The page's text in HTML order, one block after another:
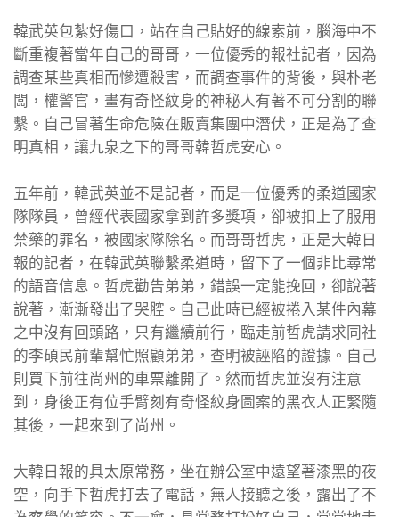
韓武英包紮好傷口，站在自己貼好的線索前，腦海中不
斷重複著當年自己的哥哥，一位優秀的報社記者，因為
調查某些真相而慘遭殺害，而調查事件的背後，與朴老
闆，權警官，畫有奇怪紋身的神秘人有著不可分割的聯
繫。自己冒著生命危險在販賣集團中潛伏，正是為了查
明真相，讓九泉之下的哥哥韓哲虎安心。
五年前，韓武英並不是記者，而是一位優秀的柔道國家
隊隊員，曾經代表國家拿到許多獎項，卻被扣上了服用
禁藥的罪名，被國家隊除名。而哥哥哲虎，正是大韓日
報的記者，在韓武英聯繫柔道時，留下了一個非比尋常
的語音信息。哲虎勸告弟弟，錯誤一定能挽回，卻說著
說著，漸漸發出了哭腔。自己此時已經被捲入某件內幕
之中沒有回頭路，只有繼續前行，臨走前哲虎請求同社
的李碩民前輩幫忙照顧弟弟，查明被誣陷的證據。自己
則買下前往尚州的車票離開了。然而哲虎並沒有注意
到，身後正有位手臂刻有奇怪紋身圖案的黑衣人正緊隨
其後，一起來到了尚州。
大韓日報的具太原常務，坐在辦公室中遠望著漆黑的夜
空，向手下哲虎打去了電話，無人接聽之後，露出了不